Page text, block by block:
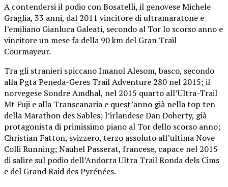
A contendersi il podio con Bosatelli, il genovese Michele
Graglia, 33 anni, dal 2011 vincitore di ultramaratone e
l’emiliano Gianluca Galeati, secondo al Tor lo scorso anno e
vincitore un mese fa della 90 km del Gran Trail
Courmayeur.
Tra gli stranieri spiccano Imanol Alesom, basco, secondo
alla Pgta Peneda-Geres Trail Adventure 280 nel 2015; il
norvegese Sondre Amdhal, nel 2015 quarto all’Ultra-Trail
Mt Fuji e alla Transcanaria e quest’anno già nella top ten
della Marathon des Sables; l’irlandese Dan Doherty, già
protagonista di primissimo piano al Tor dello scorso anno;
Christian Fatton, svizzero, terzo assoluto all’ultima Nove
Colli Running; Nauhel Passerat, francese, capace nel 2015
di salire sul podio dell’Andorra Ultra Trail Ronda dels Cims
e del Grand Raid des Pyrénées.